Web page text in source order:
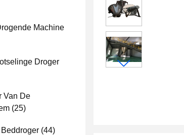
Machine
Droger
Van De
(25)
(44)